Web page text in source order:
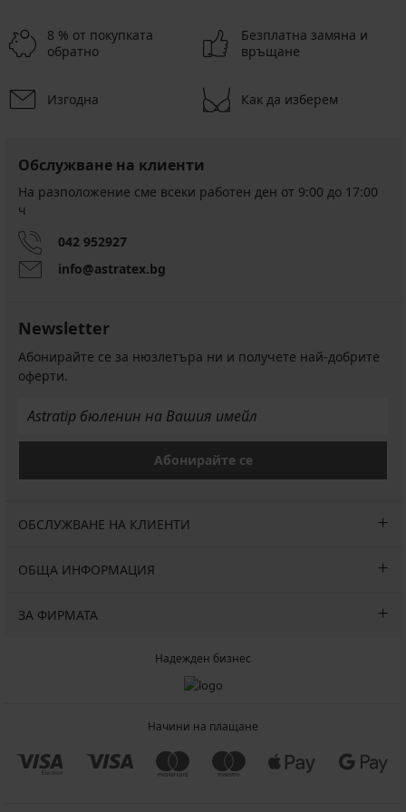
8 % от покупката
обратно
Безплатна замяна и
връщане
Изгодна Как да изберем
Обслужване на клиенти
На разположение сме всеки работен ден от 9:00 до 17:00
ч
042 952927
info@astratex.bg
Newsletter
Абонирайте се за нюзлетъра ни и получете най-добрите
оферти.
Абонирайте се
ОБСЛУЖВАНЕ НА КЛИЕНТИ
ОБЩА ИНФОРМАЦИЯ
ЗА ФИРМАТА
Надежден бизнес
Начини на плащане